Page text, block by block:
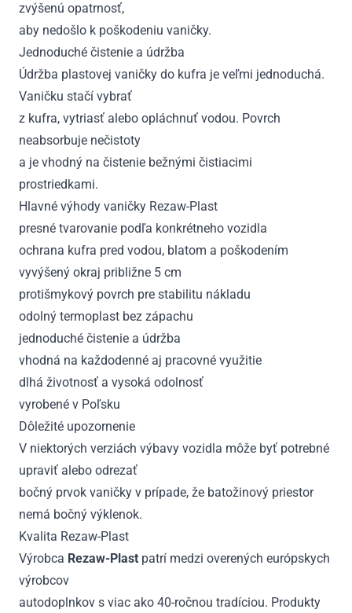
zvýšenú opatrnosť,
aby nedošlo k poškodeniu vaničky.
Jednoduché čistenie a údržba
Údržba plastovej vaničky do kufra je veľmi jednoduchá.
Vaničku stačí vybrať
z kufra, vytriasť alebo opláchnuť vodou. Povrch
neabsorbuje nečistoty
a je vhodný na čistenie bežnými čistiacimi
prostriedkami.
Hlavné výhody vaničky Rezaw-Plast
presné tvarovanie podľa konkrétneho vozidla
ochrana kufra pred vodou, blatom a poškodením
vyvýšený okraj približne 5 cm
protišmykový povrch pre stabilitu nákladu
odolný termoplast bez zápachu
jednoduché čistenie a údržba
vhodná na každodenné aj pracovné využitie
dlhá životnosť a vysoká odolnosť
vyrobené v Poľsku
Dôležité upozornenie
V niektorých verziách výbavy vozidla môže byť potrebné
upraviť alebo odrezať
bočný prvok vaničky v prípade, že batožinový priestor
nemá bočný výklenok.
Kvalita Rezaw-Plast
Výrobca Rezaw-Plast patrí medzi overených európskych
výrobcov
autodoplnkov s viac ako 40-ročnou tradíciou. Produkty